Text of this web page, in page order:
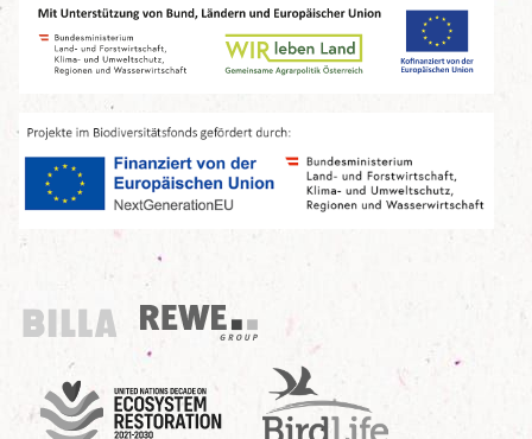
Billa
REWE Group
UN Decade
Birdlife